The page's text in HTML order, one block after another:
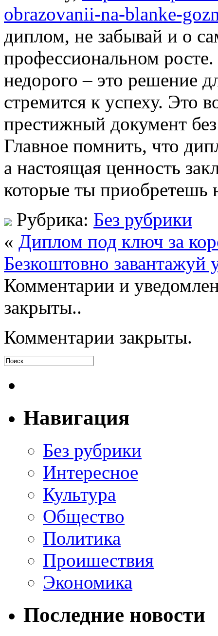
obrazovanii-na-blanke-
диплом, не забывай и о
профессиональном
недорого – это решение
стремится к успеху. Это
престижный документ
Главное помнить, что
а настоящая ценность
которые ты приобретешь
Рубрика: Без рубрики
« Диплом под ключ за
Безкоштовно завантажуй
Комментарии и
закрыты..
Комментарии закрыты.
Навигация
Без рубрики
Интересное
Культура
Общество
Политика
Проишествия
Экономика
Последние новости